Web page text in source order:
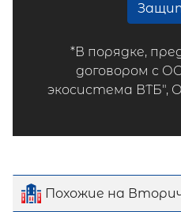
*В порядке,
договором с
экосистема ВТБ",
Похожие на